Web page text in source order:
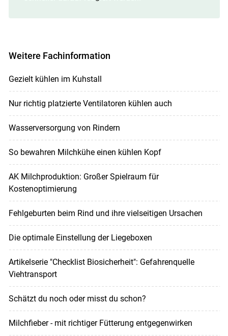
Weitere Fachinformation
Gezielt kühlen im Kuhstall
Nur richtig platzierte Ventilatoren kühlen auch
Wasserversorgung von Rindern
So bewahren Milchkühe einen kühlen Kopf
AK Milchproduktion: Großer Spielraum für
Kostenoptimierung
Fehlgeburten beim Rind und ihre vielseitigen Ursachen
Die optimale Einstellung der Liegeboxen
Artikelserie "Checklist Biosicherheit": Gefahrenquelle
Viehtransport
Schätzt du noch oder misst du schon?
Milchfieber - mit richtiger Fütterung entgegenwirken